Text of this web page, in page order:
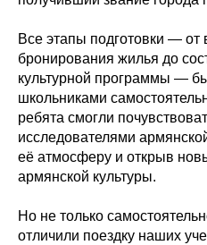
Все этапы подготовки —
бронирования жилья до
культурной программы —
школьниками
ребята смогли
исследователями
её атмосферу и открыв
армянской культуры.
Но не только
отличили поездку наших